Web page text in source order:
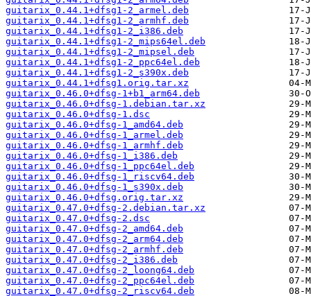
guitarix_0.44.1+dfsg1-2_armel.deb
guitarix_0.44.1+dfsg1-2_armhf.deb
guitarix_0.44.1+dfsg1-2_i386.deb
guitarix_0.44.1+dfsg1-2_mips64el.deb
guitarix_0.44.1+dfsg1-2_mipsel.deb
guitarix_0.44.1+dfsg1-2_ppc64el.deb
guitarix_0.44.1+dfsg1-2_s390x.deb
guitarix_0.44.1+dfsg1.orig.tar.xz
guitarix_0.46.0+dfsg-1+b1_arm64.deb
guitarix_0.46.0+dfsg-1.debian.tar.xz
guitarix_0.46.0+dfsg-1.dsc
guitarix_0.46.0+dfsg-1_amd64.deb
guitarix_0.46.0+dfsg-1_armel.deb
guitarix_0.46.0+dfsg-1_armhf.deb
guitarix_0.46.0+dfsg-1_i386.deb
guitarix_0.46.0+dfsg-1_ppc64el.deb
guitarix_0.46.0+dfsg-1_riscv64.deb
guitarix_0.46.0+dfsg-1_s390x.deb
guitarix_0.46.0+dfsg.orig.tar.xz
guitarix_0.47.0+dfsg-2.debian.tar.xz
guitarix_0.47.0+dfsg-2.dsc
guitarix_0.47.0+dfsg-2_amd64.deb
guitarix_0.47.0+dfsg-2_arm64.deb
guitarix_0.47.0+dfsg-2_armhf.deb
guitarix_0.47.0+dfsg-2_i386.deb
guitarix_0.47.0+dfsg-2_loong64.deb
guitarix_0.47.0+dfsg-2_ppc64el.deb
guitarix_0.47.0+dfsg-2_riscv64.deb